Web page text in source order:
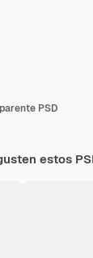
PSD
estos